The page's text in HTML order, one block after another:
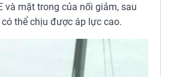
và mặt trong của nối giảm, sau
thể chịu được áp lực cao.